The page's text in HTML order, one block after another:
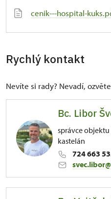
cenik---hospital-
Rychlý kontakt
Nevíte si rady? Nevadí,
Bc. Libor
správce
kastelán
724 663